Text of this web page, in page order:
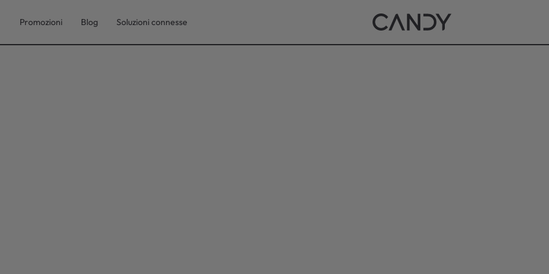
Promozioni Blog Soluzioni connesse